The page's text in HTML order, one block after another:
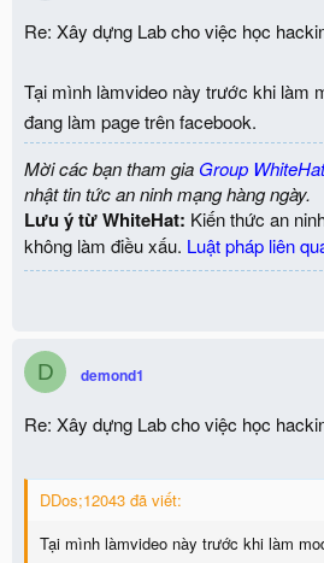
Re: Xây dựng Lab cho việc học
Tại mình làmvideo này trước khi làm
đang làm page trên facebook.
Mời các bạn tham gia Group WhiteHat
nhật tin tức an ninh mạng hàng ngày.
Lưu ý từ WhiteHat: Kiến thức an
không làm điều xấu. Luật pháp liên
D demond1
Re: Xây dựng Lab cho việc học
DDos;12043 đã viết:
Tại mình làmvideo này trước khi làm